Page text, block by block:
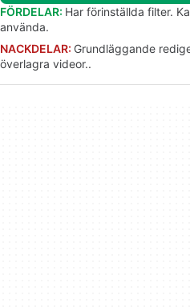
FÖRDELAR: Har förinställda filter.
använda.
NACKDELAR: Grundläggande
överlagra videor..